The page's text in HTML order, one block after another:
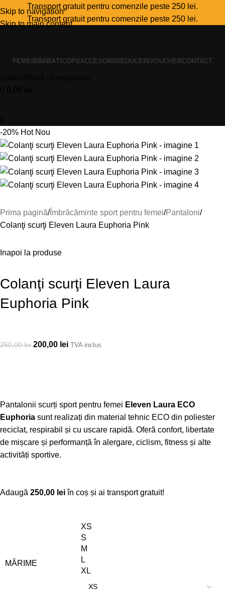
Skip to navigation
Skip to main content
Transport gratuit pentru comenzile peste 250 lei.
Transport gratuit pentru comenzile peste 250 lei.
FEMEI BĂRBAȚI COPII ACCESORII REDUCERI VOUCHERCONTACT
-20% Hot Nou
Prima pagină Îmbrăcăminte sport pentru femei Pantaloni
Colanţi scurţi Eleven Laura Euphoria Pink
Inapoi la produse
Colanţi scurţi Eleven Laura
Euphoria Pink
250,00lei 200,00 lei TVA inclus
Pantalonii scurți sport pentru femei Eleven Laura ECO
Euphoria sunt realizați din material tehnic ECO din poliester
reciclat, respirabil și cu uscare rapidă. Oferă confort, libertate
de mișcare și performanță în alergare, ciclism, fitness și alte
activități sportive.
Adaugă 250,00 leiîn coș și ai transport gratuit!
MĂRIME
XS
S
M
L
XL